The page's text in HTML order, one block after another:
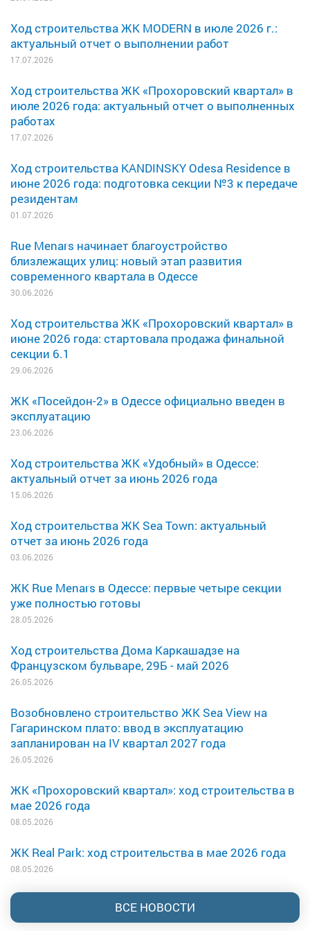
Ход строительства ЖК MODERN в июле 2026 г.:
актуальный отчет о выполнении работ
17.07.2026
Ход строительства ЖК «Прохоровский квартал» в
июле 2026 года: актуальный отчет о выполненных
работах
17.07.2026
Ход строительства KANDINSKY Odesa Residence в
июне 2026 года: подготовка секции №3 к передаче
резидентам
01.07.2026
Rue Menars начинает благоустройство
близлежащих улиц: новый этап развития
современного квартала в Одессе
30.06.2026
Ход строительства ЖК «Прохоровский квартал» в
июне 2026 года: стартовала продажа финальной
секции 6.1
29.06.2026
ЖК «Посейдон-2» в Одессе официально введен в
эксплуатацию
23.06.2026
Ход строительства ЖК «Удобный» в Одессе:
актуальный отчет за июнь 2026 года
15.06.2026
Ход строительства ЖК Sea Town: актуальный
отчет за июнь 2026 года
03.06.2026
ЖК Rue Menars в Одессе: первые четыре секции
уже полностью готовы
28.05.2026
Ход строительства Дома Каркашадзе на
Французском бульваре, 29Б - май 2026
26.05.2026
Возобновлено строительство ЖК Sea View на
Гагаринском плато: ввод в эксплуатацию
запланирован на IV квартал 2027 года
26.05.2026
ЖК «Прохоровский квартал»: ход строительства в
мае 2026 года
08.05.2026
ЖК Real Park: ход строительства в мае 2026 года
08.05.2026
ВСЕ НОВОСТИ